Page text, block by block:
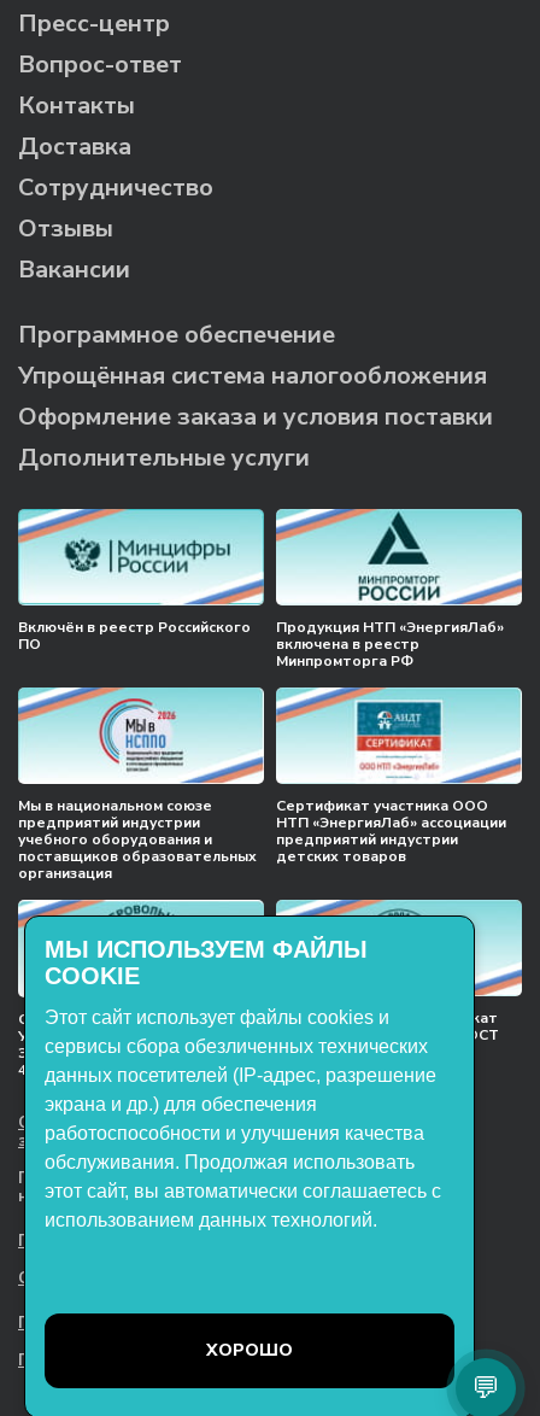
Пресс-центр
Вопрос-ответ
Контакты
Доставка
Сотрудничество
Отзывы
Вакансии
Программное обеспечение
Упрощённая система налогообложения
Оформление заказа и условия поставки
Дополнительные услуги
Включён в реестр Российского
ПО
Продукция НТП «ЭнергияЛаб»
включена в реестр
Минпромторга РФ
Мы в национальном союзе
предприятий индустрии
учебного оборудования и
поставщиков образовательных
организация
Сертификат участника ООО
НТП «ЭнергияЛаб» ассоциации
предприятий индустрии
детских товаров
Сертификат соответствия
Учебное оборудование, марки
ЭнергияЛаб ТУ 32.99.53–001–
47627947–2021 Серийный выпуск
Международный сертификат
менеджмента качества ГОСТ
ISO 9001:2015
ООО НТП «ЭнергияЛаб». Все права
защищены.
Представленная на сайте информация
не является публичной офертой
Пользовательское соглашение
Согласие на обработку персональных данных
Политика обработки файлов cookie
Политика конфиденциальности
МЫ ИСПОЛЬЗУЕМ ФАЙЛЫ
COOKIE
Этот сайт использует файлы cookies и
сервисы сбора обезличенных технических
данных посетителей (IP-адрес, разрешение
экрана и др.) для обеспечения
работоспособности и улучшения качества
обслуживания. Продолжая использовать
этот сайт, вы автоматически соглашаетесь с
использованием данных технологий.
ХОРОШО
💬